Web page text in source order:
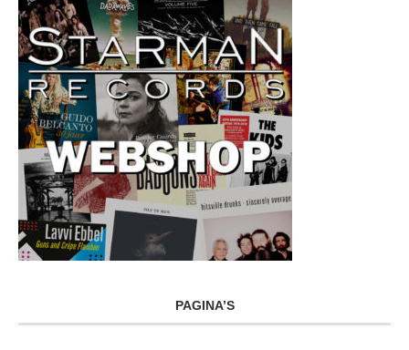
PAGINA’S